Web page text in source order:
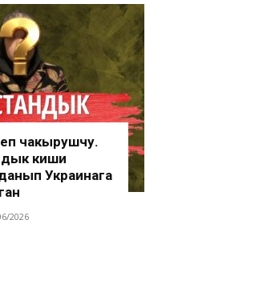
чакырушчу.
киши
Украинага
2026